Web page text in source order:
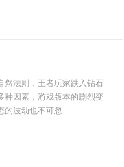
然法则，王者玩家跌入钻石
种因素，游戏版本的剧烈变
的波动也不可忽...